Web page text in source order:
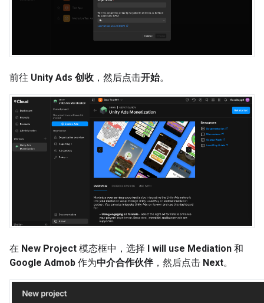
前往 Unity Ads 创收 ，然后点击开始。
在 New Project 模态框中，选择 I will use Mediation 和
Google Admob 作为中介合作伙伴，然后点击 Next。